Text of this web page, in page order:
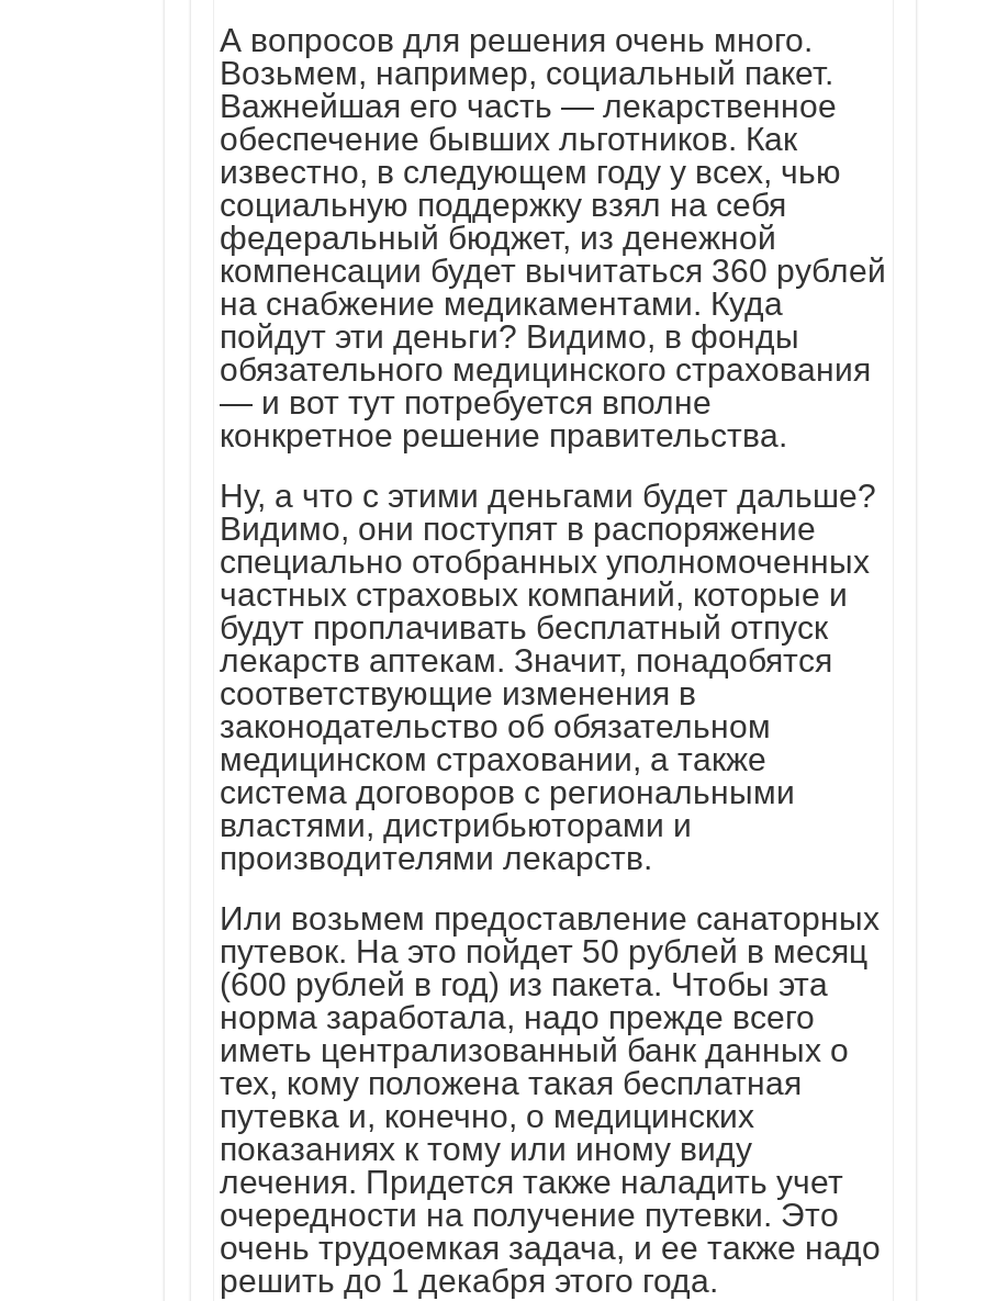
А вопросов для решения очень много.
Возьмем, например, социальный пакет.
Важнейшая его часть — лекарственное
обеспечение бывших льготников. Как
известно, в следующем году у всех, чью
социальную поддержку взял на себя
федеральный бюджет, из денежной
компенсации будет вычитаться 360 рублей
на снабжение медикаментами. Куда
пойдут эти деньги? Видимо, в фонды
обязательного медицинского страхования
— и вот тут потребуется вполне
конкретное решение правительства.
Ну, а что с этими деньгами будет дальше?
Видимо, они поступят в распоряжение
специально отобранных уполномоченных
частных страховых компаний, которые и
будут проплачивать бесплатный отпуск
лекарств аптекам. Значит, понадобятся
соответствующие изменения в
законодательство об обязательном
медицинском страховании, а также
система договоров с региональными
властями, дистрибьюторами и
производителями лекарств.
Или возьмем предоставление санаторных
путевок. На это пойдет 50 рублей в месяц
(600 рублей в год) из пакета. Чтобы эта
норма заработала, надо прежде всего
иметь централизованный банк данных о
тех, кому положена такая бесплатная
путевка и, конечно, о медицинских
показаниях к тому или иному виду
лечения. Придется также наладить учет
очередности на получение путевки. Это
очень трудоемкая задача, и ее также надо
решить до 1 декабря этого года.